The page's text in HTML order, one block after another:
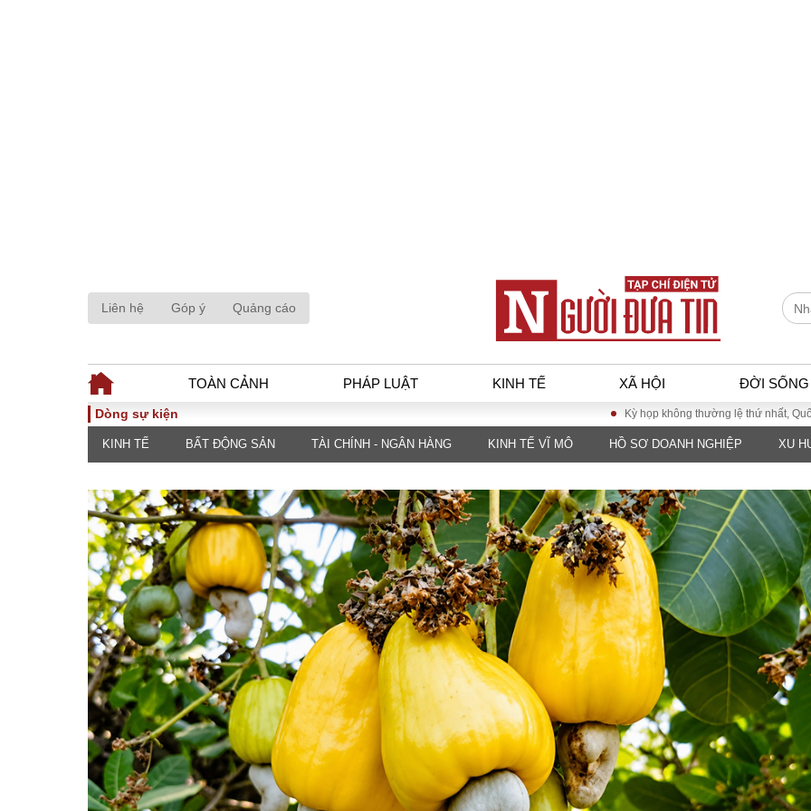
Liên hệ Góp ý Quảng cáo
TOÀN CẢNH PHÁP LUẬT KINH TẾ XÃ HỘI ĐỜI SỐNG
TOÀN CẢNH
Chính sách
Sự kiện
Đối thoại
Thế giới
PHÁP LUẬT
luật
Góc nhìn luật gia
Hồ sơ điều tra
Tiếng nói công dân
An ninh - Hình sự
KINH TẾ
Tài chính - Ngân
hàng
Kinh tế vĩ mô
Hồ sơ doanh
nghiệp
Xu hướng thị
trường
Tiêu dùng và dư
Công nghệ
XÃ HỘI
Giáo dục
Văn hoá
Môi
Giao
ĐA CHIỀU
Quan điểm
INFOCUS
Dòng sự kiện Kỳ họp không thường lệ thứ nhất, Quốc hội khóa
KINH TẾ BẤT ĐỘNG SẢN TÀI CHÍNH - NGÂN HÀNG KINH TẾ VĨ MÔ HỒ SƠ DOANH NGHIỆP XU